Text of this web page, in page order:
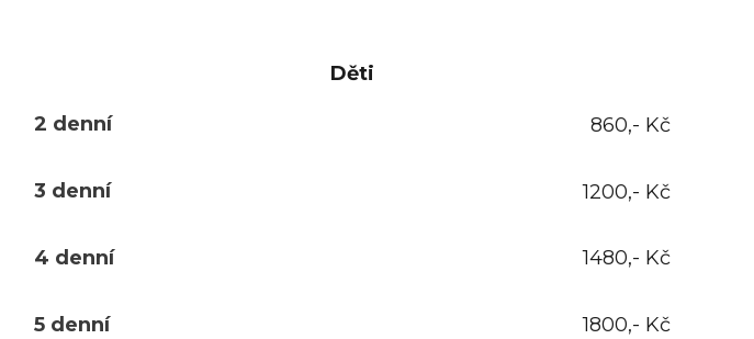
Děti
2 denní 860,- Kč
3 denní 1200,- Kč
4 denní 1480,- Kč
5 denní 1800,- Kč